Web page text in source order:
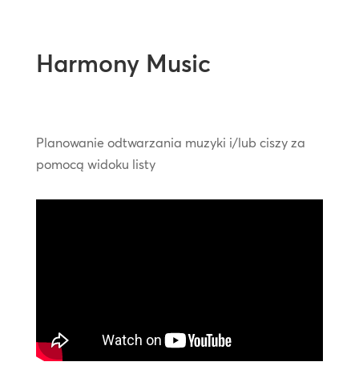
Harmony Music
Planowanie odtwarzania muzyki i/lub ciszy za
pomocą widoku listy